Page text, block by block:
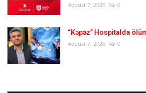
Avqust 7, 2026 0
“Kəpəz” Hospitalda
Avqust 7, 2026 0